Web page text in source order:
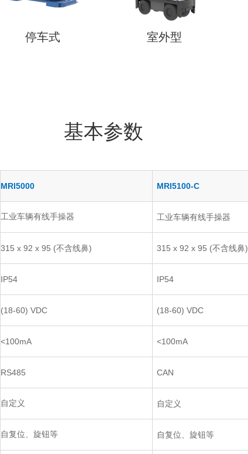
停车式 室外型
基本参数
MRI5000 MRI5100-C
工业车辆有线手操器 工业车辆有线手操器
315 x 92 x 95 (不含线鼻) 315 x 92 x 95 (不含线鼻)
IP54 IP54
(18-60) VDC (18-60) VDC
<100mA <100mA
RS485 CAN
自定义 自定义
自复位、旋钮等 自复位、旋钮等